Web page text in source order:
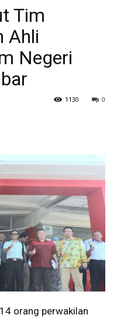
Tim
Ahli
Negeri
0
1130
orang perwakilan